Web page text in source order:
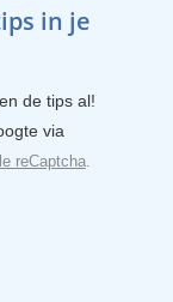
in je
de tips al!
via
reCaptcha.